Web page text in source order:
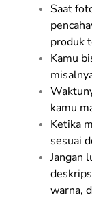
Saat
produk
Kamu
kamu
Ketika
sesuai
Jangan
warna,